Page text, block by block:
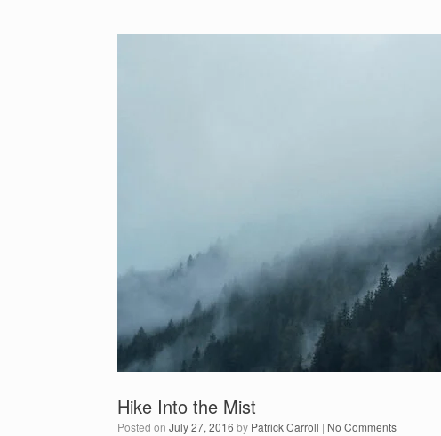
Hike Into the Mist
Posted on July 27, 2016 by Patrick Carroll | No Comments